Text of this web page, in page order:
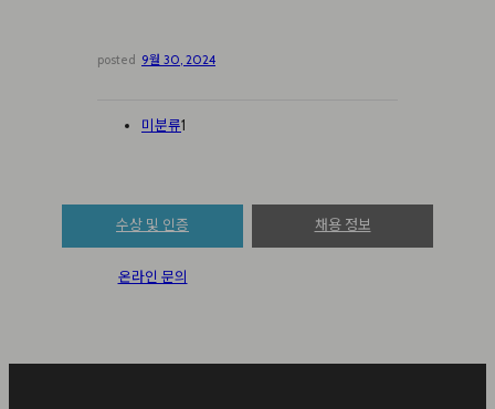
posted 9월 30, 2024
미분류1
수상 및 인증 채용 정보
온라인 문의